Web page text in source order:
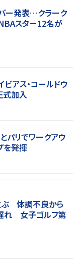
ー発表…クラーク
スター12名が
アス・コールドウ
式加入
パリでワークアウ
を発揮
ぶ 体調不良から
れ 女子ゴルフ第